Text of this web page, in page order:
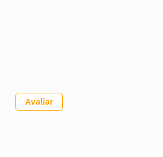
Avaliar